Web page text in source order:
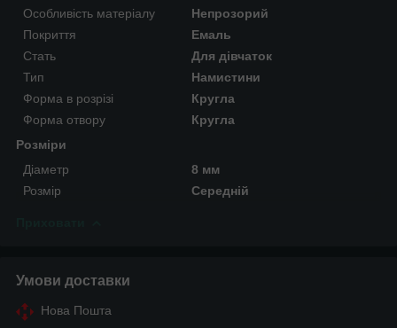
Особливість матеріалу
Непрозорий
Покриття
Емаль
Стать
Для дівчаток
Тип
Намистини
Форма в розрізі
Кругла
Форма отвору
Кругла
Розміри
Діаметр
8 мм
Розмір
Середній
Умови доставки
Нова Пошта